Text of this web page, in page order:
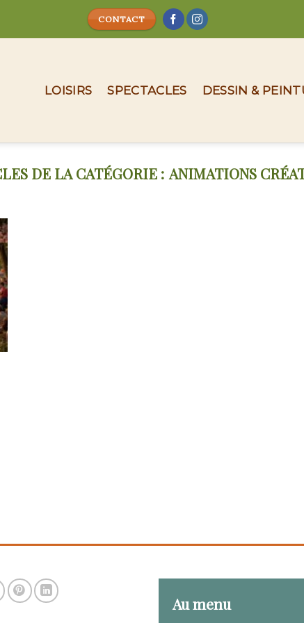
CONTACT
LOISIRS SPECTACLES DESSIN &
ANIMATIONS
Au menu